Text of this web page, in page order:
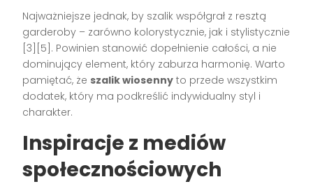
Najważniejsze jednak, by szalik współgrał z resztą
garderoby – zarówno kolorystycznie, jak i stylistycznie
[3][5]. Powinien stanowić dopełnienie całości, a nie
dominujący element, który zaburza harmonię. Warto
pamiętać, że szalik wiosenny to przede wszystkim
dodatek, który ma podkreślić indywidualny styl i
charakter.
Inspiracje z mediów
społecznościowych